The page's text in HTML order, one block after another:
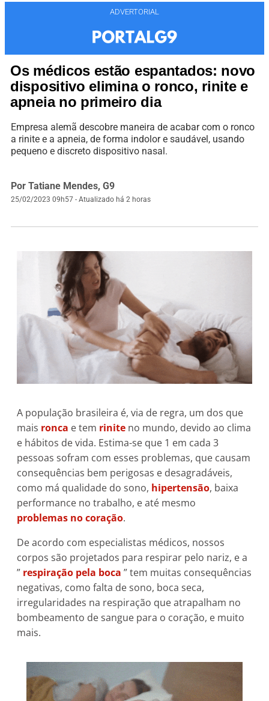
ADVERTORIAL
Os médicos estão espantados: novo
dispositivo elimina o ronco, rinite e
apneia no primeiro dia
Empresa alemã descobre maneira de acabar com o ronco
a rinite e a apneia, de forma indolor e saudável, usando
pequeno e discreto dispositivo nasal.
Por Tatiane Mendes, G9
25/02/2023 09h57 - Atualizado há 2 horas
A população brasileira é, via de regra, um dos que
mais ronca e tem rinite no mundo, devido ao clima
e hábitos de vida. Estima-se que 1 em cada 3
pessoas sofram com esses problemas, que causam
consequências bem perigosas e desagradáveis,
como má qualidade do sono, hipertensão, baixa
performance no trabalho, e até mesmo
problemas no coração.
De acordo com especialistas médicos, nossos
corpos são projetados para respirar pelo nariz, e a
” respiração pela boca ” tem muitas consequências
negativas, como falta de sono, boca seca,
irregularidades na respiração que atrapalham no
bombeamento de sangue para o coração, e muito
mais.